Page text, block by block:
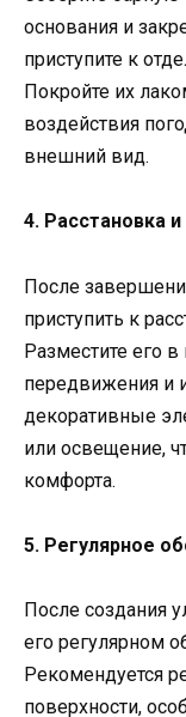
основания и
приступите к
Покройте их
воздействия
внешний вид.
4. Расстановка
После
приступить к
Разместите его
передвижения и
декоративные
или освещение,
комфорта.
5. Регулярное
После создания
его регулярном
Рекомендуется
поверхности,